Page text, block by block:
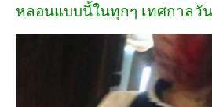
หลอนแบบนี้ในทุกๆ เทศกาลวั